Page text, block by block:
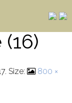
. Size:
800 ×